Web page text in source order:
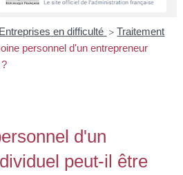
Entreprises en difficulté > Traitement
personnel d'un entrepreneur
d'un
peut-il être